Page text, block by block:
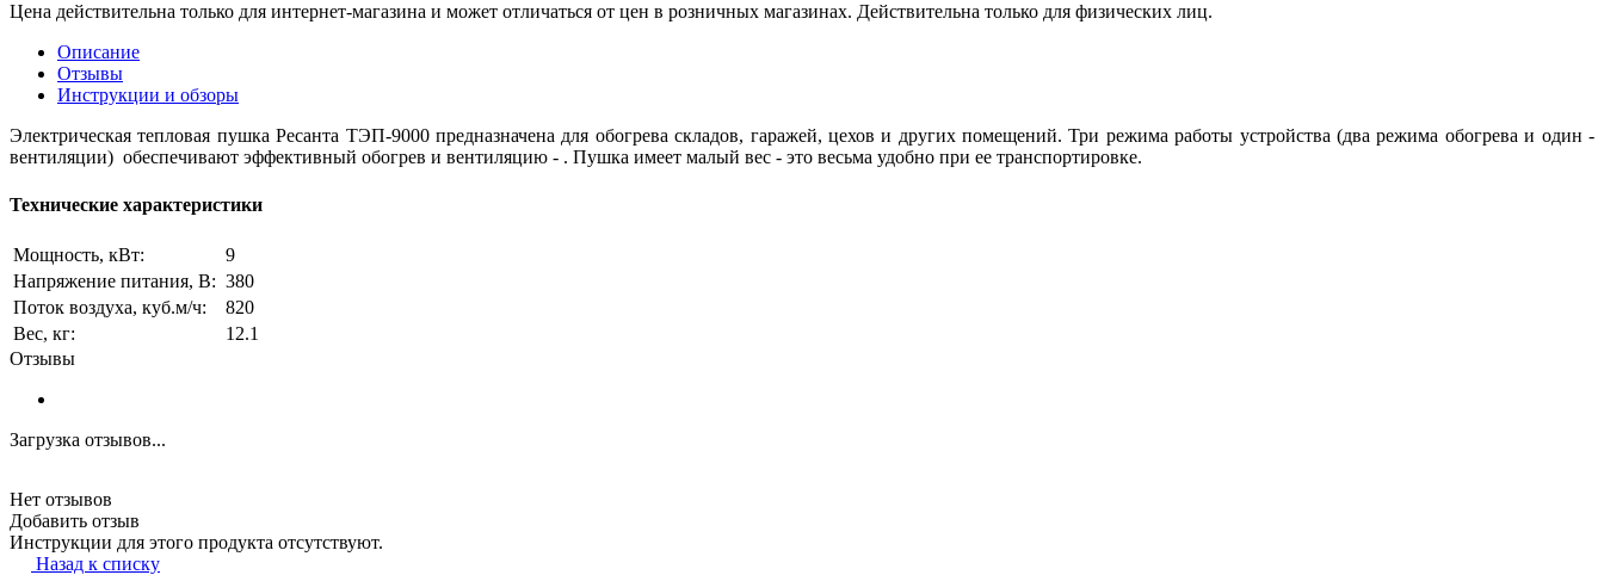
Цена действительна только для интернет-магазина и может отличаться от цен в розничных магазинах. Действительна только для физических лиц.
Описание
Отзывы
Инструкции и обзоры
Электрическая тепловая пушка Ресанта ТЭП-9000 предназначена для обогрева складов, гаражей, цехов и других помещений. Три режима работы устройства (два режима обогрева и один -
вентиляции) обеспечивают эффективный обогрев и вентиляцию - . Пушка имеет малый вес - это весьма удобно при ее транспортировке.
Технические характеристики
Мощность, кВт:
9
Напряжение питания, В: 380
Поток воздуха, куб.м/ч:
820
Вес, кг:
12.1
Отзывы
Загрузка отзывов...
Нет отзывов
Добавить отзыв
Инструкции для этого продукта отсутствуют.
Назад к списку